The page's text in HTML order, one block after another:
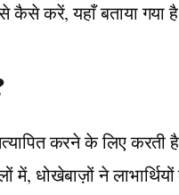
करें, यहाँ बताया गया
करने के लिए करती
में, धोखेबाज़ों ने